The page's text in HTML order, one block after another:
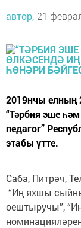
автор, 21
2019нчы елның
“Тәрбия эше
педагог”
этабы үтте.
Саба, Питрәч,
“Иң яхшы
оештыручы”,